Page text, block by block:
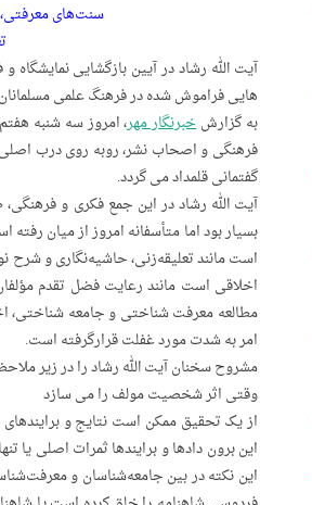
سنت‌­های
آیت الله رشاد در آیین بازگشایی
هایی فراموش شده در فرهنگ علمی
به گزارشخبرنگار مهر، امروز سه شنبه
فرهنگی و اصحاب نشر، روبه­ روی درب اصلی
گفتمانی قلمداد می گردد.
آیت الله رشاد در این جمع فکری و
بسیار بود اما متأسفانه امروز از میان
است مانند تعلیقه‌زنی، حاشیه‌نگاری و شرح
اخلاقی است مانند رعایت فضل تقدم
مطالعه‌ معرفت­ شناختی­ و جامعه ­شناختی،
امر به شدت مورد غفلت قرارگرفته است.
مشروح سخنان آیت الله رشاد را در زیر
وقتی اثر شخصیت مولف را می سازد
از یک تحقیق ممکن است نتایج و برایندهای
این برون دادها و برایندها ثمرات اصلی
این نکته در بین جامعه‌شناسان و